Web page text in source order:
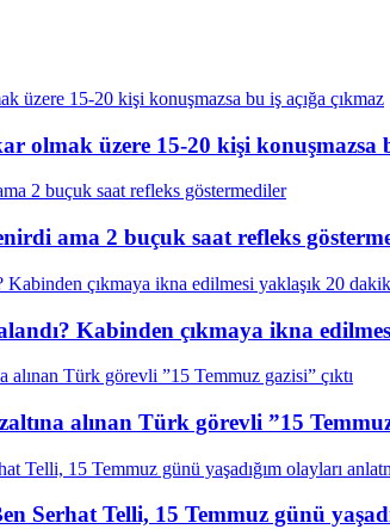
olmak üzere 15-20 kişi konuşmazsa
ama 2 buçuk saat refleks
Kabinden çıkmaya ikna
alınan Türk görevli ”15
Serhat Telli, 15 Temmuz günü